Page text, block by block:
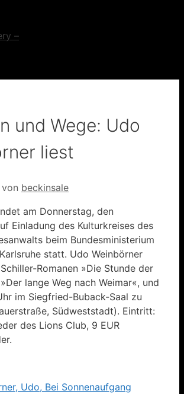
und Wege: Udo
liest
von beckinsale
am Donnerstag, den
Einladung des Kulturkreises des
beim Bundesministerium
statt. Udo Weinbörner
Romanen »Die Stunde der
lange Weg nach Weimar«, und
im Siegfried-Buback-Saal zu
Südweststadt). Eintritt:
des Lions Club, 9 EUR
Udo, Bei Sonnenaufgang